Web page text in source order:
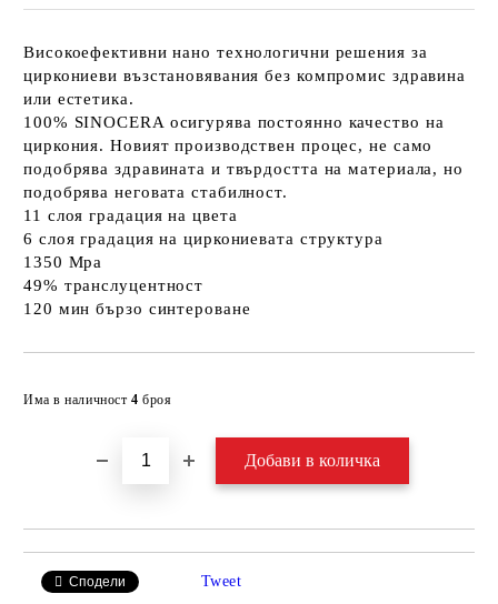
Високоефективни нано технологични решения за
циркониеви възстановявания без компромис здравина
или естетика.
100% SINOCERA осигурява постоянно качество на
циркония. Новият производствен процес, не само
подобрява здравината и твърдостта на материала, но
подобрява неговата стабилност.
11 слоя градация на цвета
6 слоя градация на циркониевата структура
1350 Mpa
49% транслуцентност
120 мин бързо синтероване
Има в наличност 4 броя
Сподели Tweet